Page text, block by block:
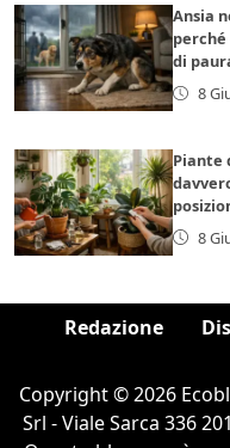
Ansia
di
8
Piante
8
Redazione
Copyright © 2026
Srl - Viale Sarca 336